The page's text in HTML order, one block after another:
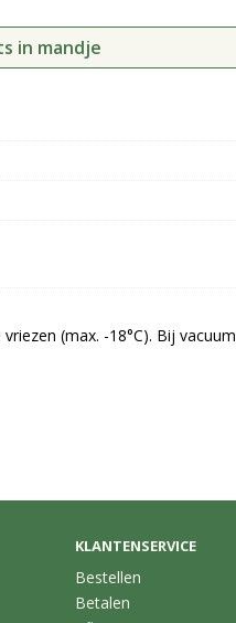
in mandje
(max. -18°C). Bij vacuum
KLANTENSERVICE
Bestellen
Betalen